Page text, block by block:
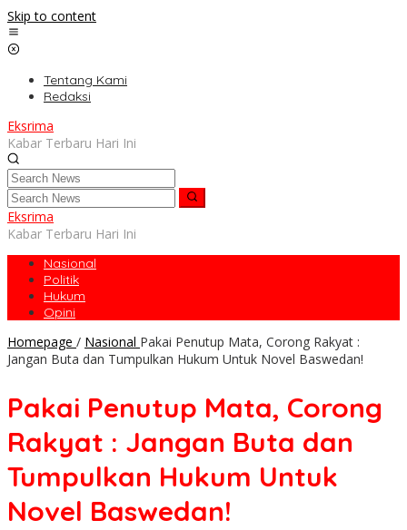
Skip to content
Tentang Kami
Redaksi
Eksrima
Kabar Terbaru Hari Ini
Eksrima
Kabar Terbaru Hari Ini
Nasional
Politik
Hukum
Opini
Homepage / Nasional Pakai Penutup Mata, Corong Rakyat :
Jangan Buta dan Tumpulkan Hukum Untuk Novel Baswedan!
Pakai Penutup Mata, Corong
Rakyat : Jangan Buta dan
Tumpulkan Hukum Untuk
Novel Baswedan!